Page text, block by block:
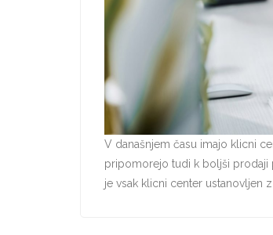
V današnjem času imajo klicni
pripomorejo tudi k boljši prodaji
je vsak klicni center ustanovljen z